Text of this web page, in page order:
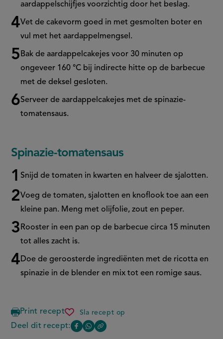
aardappelschijfjes voorzichtig door het beslag.
Vet de cakevorm goed in met gesmolten boter en
vul met het aardappelmengsel.
Bak de aardappelcakejes voor 30 minuten op
ongeveer 160 °C bij indirecte hitte op de barbecue
met de deksel gesloten.
Serveer de aardappelcakejes met de spinazie-
tomatensaus.
Spinazie-tomatensaus
Snijd de tomaten in kwarten en halveer de sjalotten.
Voeg de tomaten, sjalotten en knoflook toe aan een
kleine pan. Meng met olijfolie, zout en peper.
Rooster in een pan op de barbecuecirca 15 minuten
tot alles zacht is.
Doe de geroosterde ingrediënten met de ricotta en
spinazie in de blender en mix tot een romige saus.
Print recept Sla recept op
aardappelcakejes
van
de
Deel dit recept:
DeelDeelCopy